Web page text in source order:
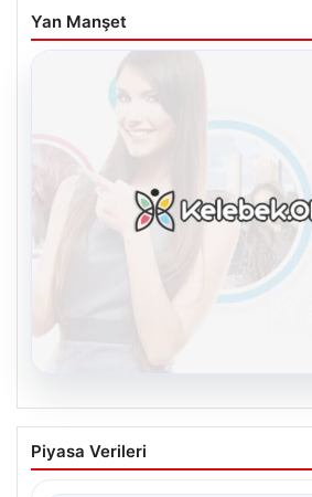
Yan Manşet
08.08.2026
Kelebek sohbet platformu
İletişimin Seviyeli Adresi
Piyasa Verileri